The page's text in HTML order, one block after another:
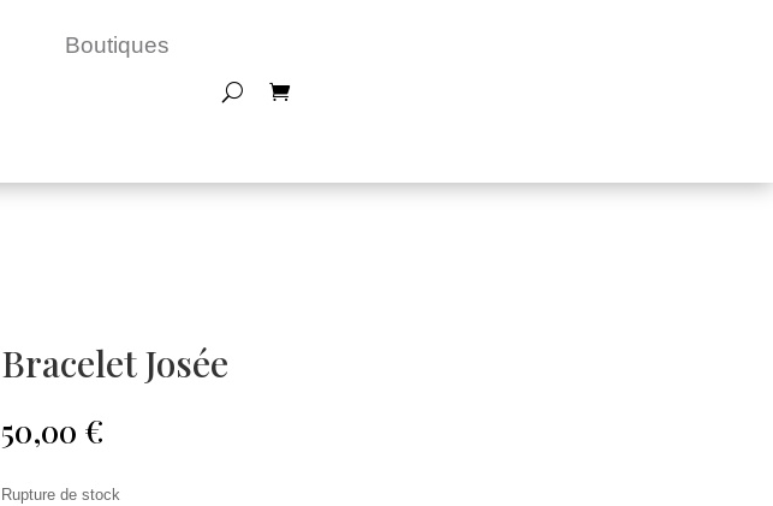
Boutiques
Bracelet Josée
50,00 €
Rupture de stock